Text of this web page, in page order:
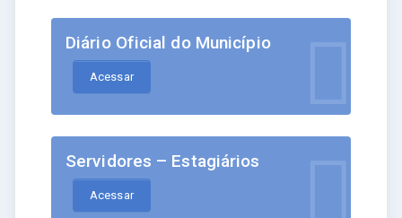
Diário Oficial do Município
Acessar
Servidores – Estagiários
Acessar